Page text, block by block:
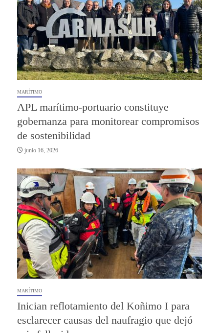
MARÍTIMO
APL marítimo-portuario constituye
gobernanza para monitorear compromisos
de sostenibilidad
junio 16, 2026
MARÍTIMO
Inician reflotamiento del Koñimo I para
esclarecer causas del naufragio que dejó